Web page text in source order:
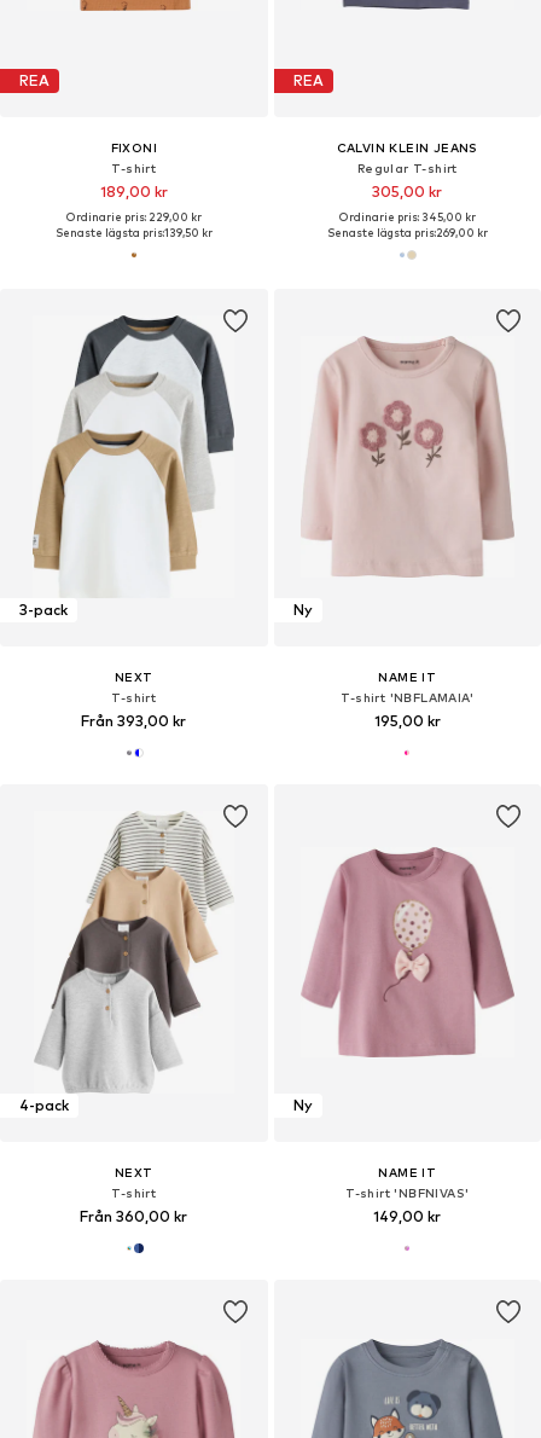
REA
FIXONI
T-shirt
189,00 kr
Ordinarie pris: 229,00 kr
Senaste lägsta pris:139,50 kr
REA
CALVIN KLEIN JEANS
Regular T-shirt
305,00 kr
Ordinarie pris: 345,00 kr
Senaste lägsta pris:269,00 kr
3-pack
NEXT
T-shirt
Från 393,00 kr
Ny
NAME IT
T-shirt 'NBFLAMAIA'
195,00 kr
4-pack
NEXT
T-shirt
Från 360,00 kr
Ny
NAME IT
T-shirt 'NBFNIVAS'
149,00 kr